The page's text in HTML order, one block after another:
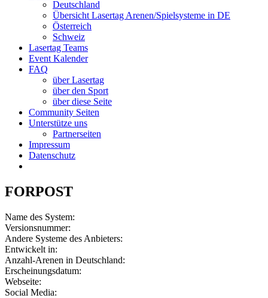
Deutschland
Übersicht Lasertag Arenen/Spielsysteme in DE
Österreich
Schweiz
Lasertag Teams
Event Kalender
FAQ
über Lasertag
über den Sport
über diese Seite
Community Seiten
Unterstütze uns
Partnerseiten
Impressum
Datenschutz
FORPOST
Name des System:
Versionsnummer:
Andere Systeme des Anbieters:
Entwickelt in:
Anzahl-Arenen in Deutschland:
Erscheinungsdatum:
Webseite:
Social Media: